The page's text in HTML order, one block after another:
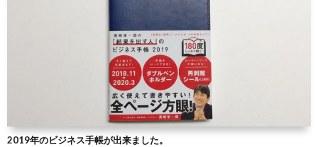
2019年のビジネス手帳が出来ました。